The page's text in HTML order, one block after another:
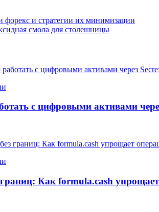
форекс и стратегии их минимизации
смола для столешницы
с цифровыми активами
Как formula.cash